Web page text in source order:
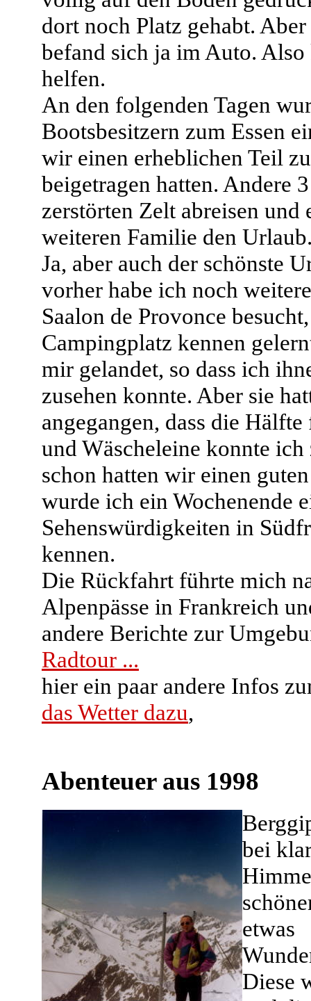
dort noch Platz gehabt.
befand sich ja im Auto.
helfen.
An den folgenden Tagen
Bootsbesitzern zum Essen
wir einen erheblichen Teil
beigetragen hatten. Andere
zerstörten Zelt abreisen
weiteren Familie den
Ja, aber auch der schönste
vorher habe ich noch
Saalon de Provonce
Campingplatz kennen
mir gelandet, so dass ich
zusehen konnte. Aber sie
angegangen, dass die
und Wäscheleine konnte
schon hatten wir einen
wurde ich ein Wochenende
Sehenswürdigkeiten in
kennen.
Die Rückfahrt führte mich
Alpenpässe in Frankreich
andere Berichte zur
Radtour ...
hier ein paar andere Infos
das Wetter dazu,
Abenteuer aus 1998
bei
etwas
Diese